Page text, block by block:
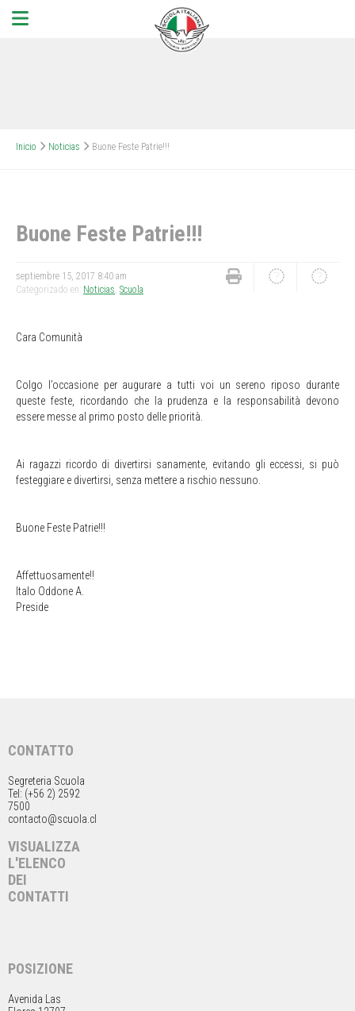
Inicio Noticias Buone Feste Patrie!!!
Buone Feste Patrie!!!
septiembre 15, 2017 8:40 am
Categorizado en: Noticias Scuola
Cara Comunità
Colgo l’occasione per augurare a tutti voi un sereno riposo durante
queste feste, ricordando che la prudenza e la responsabilità devono
essere messe al primo posto delle priorità.
Ai ragazzi ricordo di divertirsi sanamente, evitando gli eccessi, si può
festeggiare e divertirsi, senza mettere a rischio nessuno.
Buone Feste Patrie!!!
Affettuosamente!!
Italo Oddone A.
Preside
CONTATTO
Segreteria Scuola
Tel: (+56 2) 2592
7500
contacto@scuola.cl
VISUALIZZA
L'ELENCO
DEI
CONTATTI
POSIZIONE
Avenida Las